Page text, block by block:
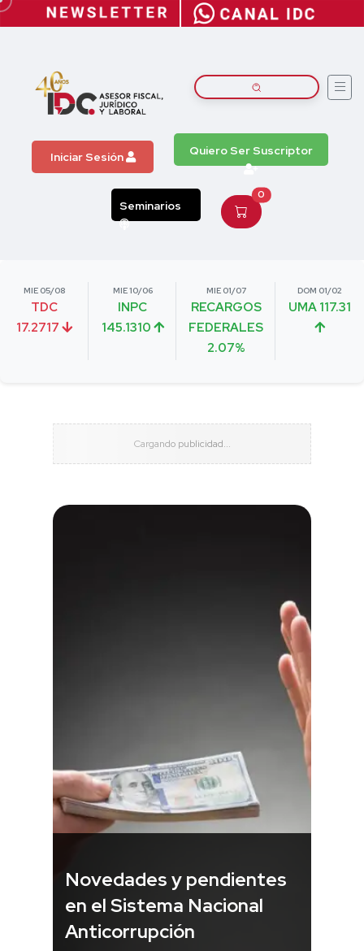
Iniciar Sesión Quiero Ser Suscriptor
Seminarios
0
MIE 05/08
TDC
17.2717
MIE 10/06
INPC
145.1310
MIE 01/07
RECARGOS
FEDERALES
2.07%
DOM 01/02
UMA 117.31
Novedades y pendientes
en el Sistema Nacional
Anticorrupción